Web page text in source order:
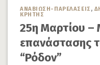
ΑΝΑΒΙΩΣΗ-ΠΑΡΕΛΑΣΕΙΣ ,
ΚΡΗΤΗΣ
25η Μαρτίου –
επανάστασης
“Ρόδον”